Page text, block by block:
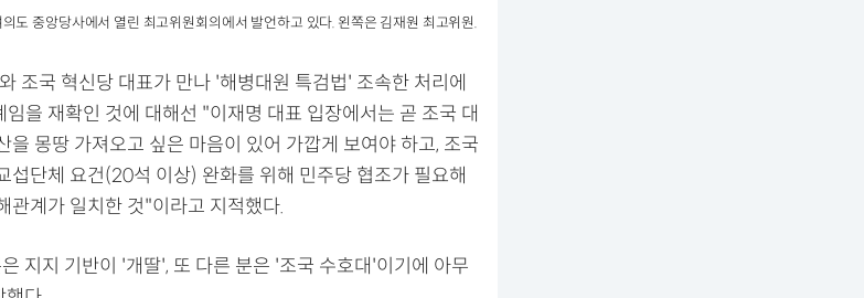
도 중앙당사에서 열린 최고위원회의에서 발언하고 있다. 왼쪽은 김재원 최고위원.
조국 혁신당 대표가 만나 '해병대원 특검법' 조속한 처리에
을 재확인 것에 대해선 "이재명 대표 입장에서는 곧 조국 대
을 몽땅 가져오고 싶은 마음이 있어 가깝게 보여야 하고, 조국
섭단체 요건(20석 이상) 완화를 위해 민주당 협조가 필요해
관계가 일치한 것"이라고 지적했다.
지지 기반이 '개딸', 또 다른 분은 '조국 수호대'이기에 아무